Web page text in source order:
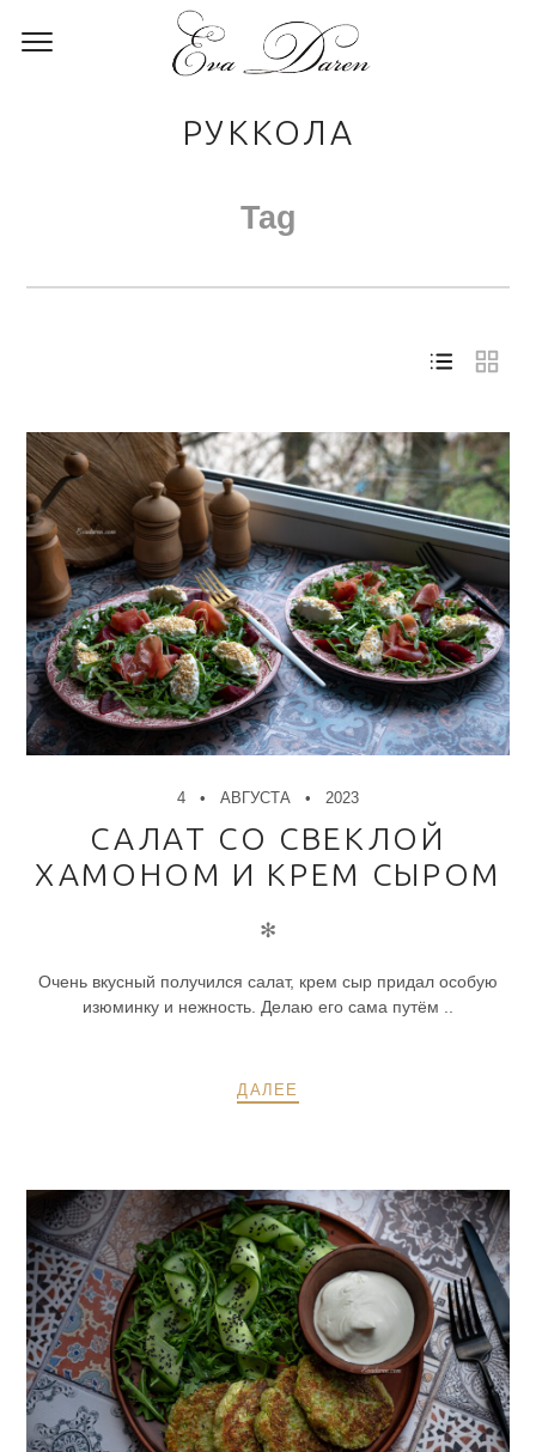
РУККОЛА
Tag
4 АВГУСТА 2023
САЛАТ СО СВЕКЛОЙ
ХАМОНОМ И КРЕМ СЫРОМ
✻
Очень вкусный получился салат, крем сыр придал особую
изюминку и нежность. Делаю его сама путём ..
ДАЛЕЕ